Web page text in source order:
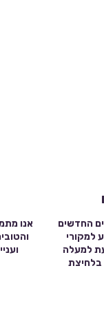
החדשים
למקורי
למעלה
בלחיצת
אנו